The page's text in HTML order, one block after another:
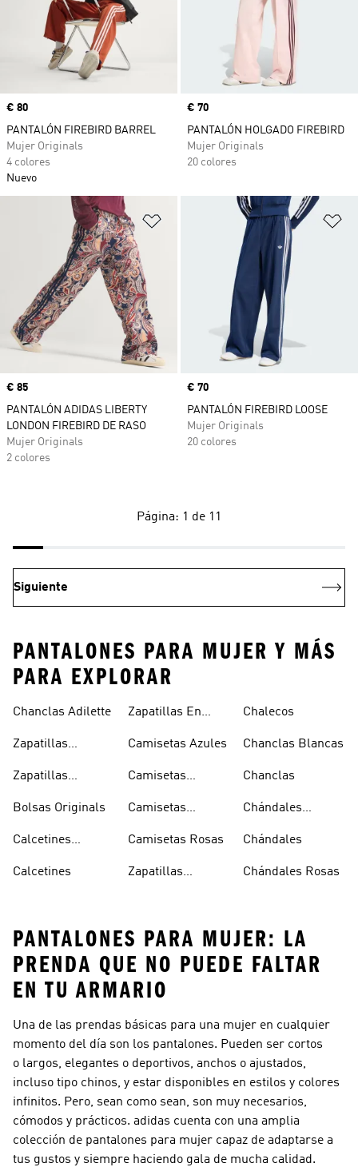
Precio
€ 80
PANTALÓN FIREBIRD BARREL
Mujer Originals
4 colores
Nuevo
Precio
€ 70
PANTALÓN HOLGADO FIREBIRD
Mujer Originals
20 colores
Añadir a la lista de deseos
Precio
€ 85
PANTALÓN ADIDAS LIBERTY
LONDON FIREBIRD DE RASO
Mujer Originals
2 colores
Precio
€ 70
PANTALÓN FIREBIRD LOOSE
Mujer Originals
20 colores
Página: 1 de 11
Siguiente
PANTALONES PARA MUJER Y MÁS
PARA EXPLORAR
Chanclas Adilette
Zapatillas
Zapatillas
Blancas
Bolsas Originals
Calcetines
Blancos
Calcetines
Zapatillas En
Camisetas Azules
Camisetas
Camisetas
Camisetas Rosas
Zapatillas
Chalecos
Chanclas Blancas
Chanclas
Chándales
Chándales
Chándales Rosas
PANTALONES PARA MUJER: LA
PRENDA QUE NO PUEDE FALTAR
EN TU ARMARIO
Una de las prendas básicas para una mujer en cualquier
momento del día son los pantalones. Pueden ser cortos
o largos, elegantes o deportivos, anchos o ajustados,
incluso tipo chinos, y estar disponibles en estilos y colores
infinitos. Pero, sean como sean, son muy necesarios,
cómodos y prácticos. adidas cuenta con una amplia
colección de pantalones para mujer capaz de adaptarse a
tus gustos y siempre haciendo gala de mucha calidad.